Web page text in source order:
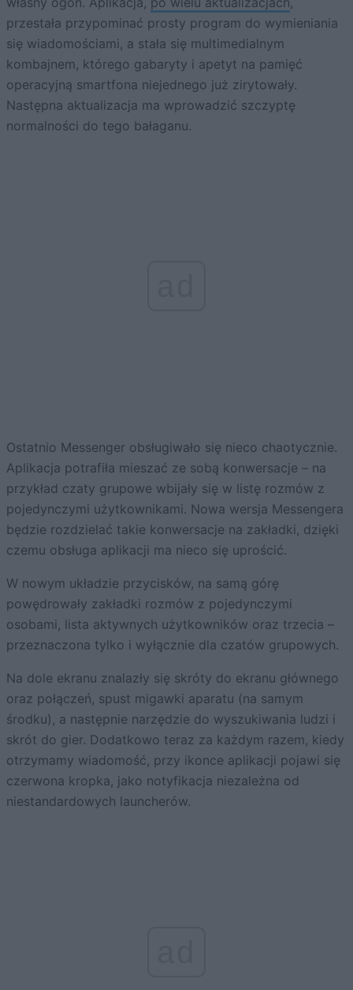
przestała przypominać prosty program do wymieniania
się wiadomościami, a stała się multimedialnym
kombajnem, którego gabaryty i apetyt na pamięć
operacyjną smartfona niejednego już zirytowały.
Następna aktualizacja ma wprowadzić szczyptę
normalności do tego bałaganu.
Ostatnio Messenger obsługiwało się nieco chaotycznie.
Aplikacja potrafiła mieszać ze sobą konwersacje – na
przykład czaty grupowe wbijały się w listę rozmów z
pojedynczymi użytkownikami. Nowa wersja Messengera
będzie rozdzielać takie konwersacje na zakładki, dzięki
czemu obsługa aplikacji ma nieco się uprościć.
W nowym układzie przycisków, na samą górę
powędrowały zakładki rozmów z pojedynczymi
osobami, lista aktywnych użytkowników oraz trzecia –
przeznaczona tylko i wyłącznie dla czatów grupowych.
Na dole ekranu znalazły się skróty do ekranu głównego
oraz połączeń, spust migawki aparatu (na samym
środku), a następnie narzędzie do wyszukiwania ludzi i
skrót do gier. Dodatkowo teraz za każdym razem, kiedy
otrzymamy wiadomość, przy ikonce aplikacji pojawi się
czerwona kropka, jako notyfikacja niezależna od
niestandardowych launcherów.